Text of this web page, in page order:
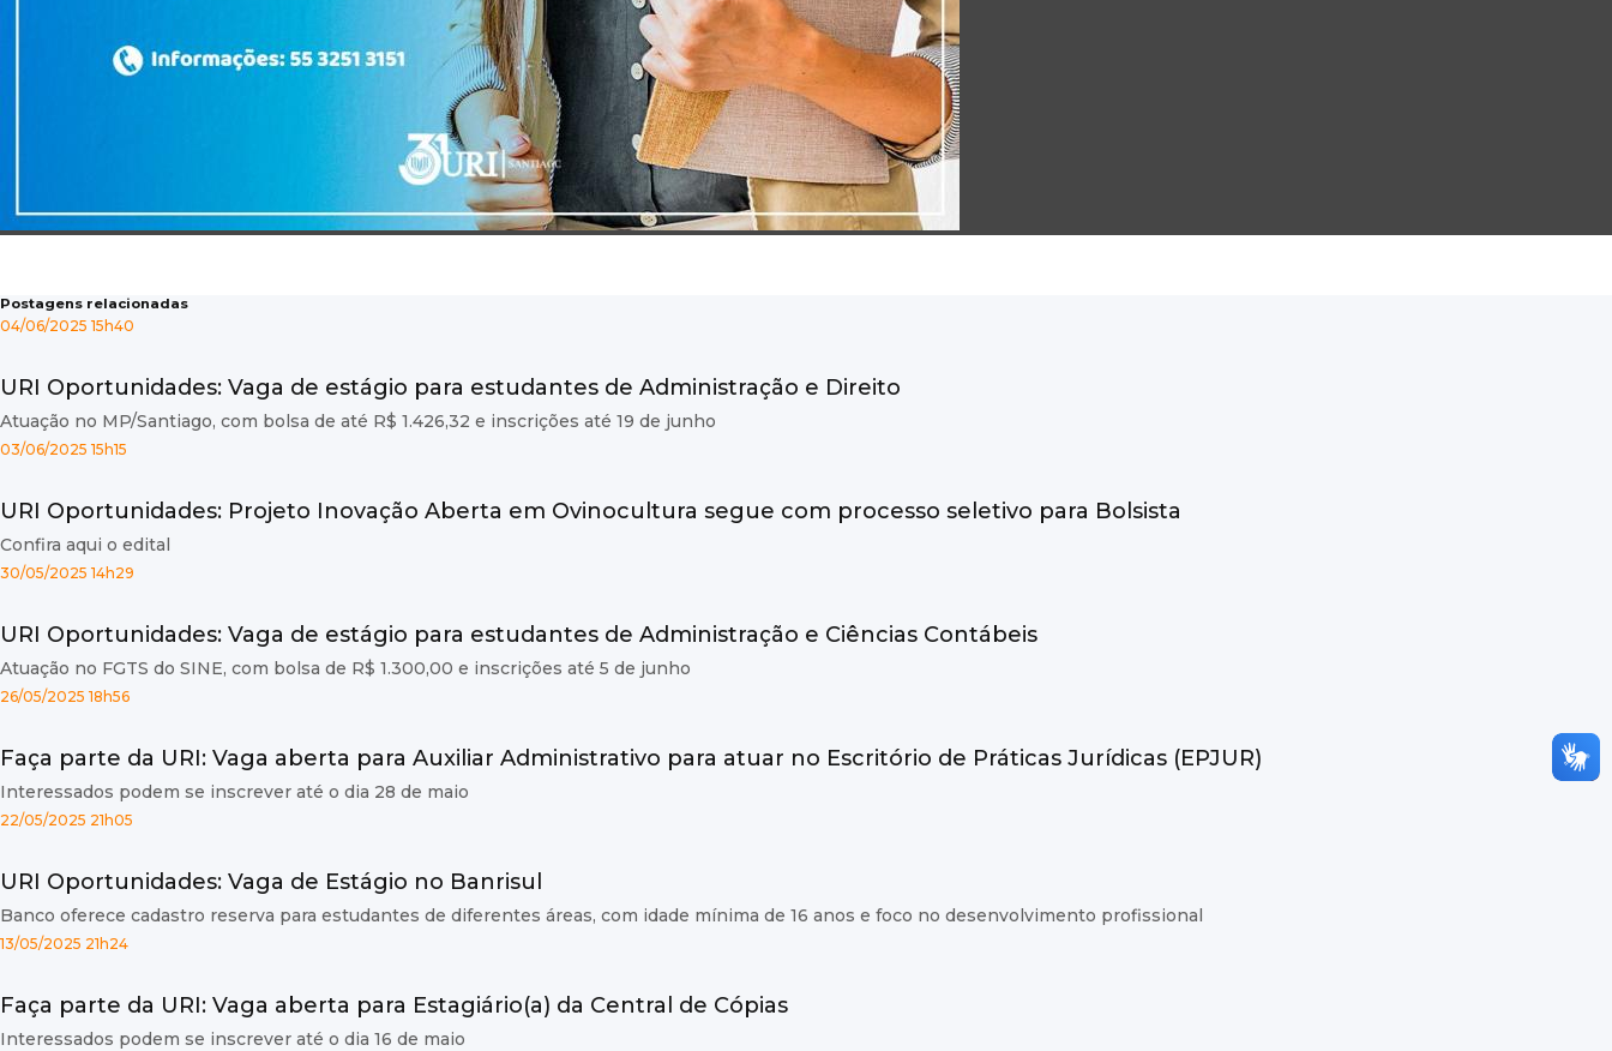
Postagens relacionadas
04/06/2025 15h40
URI Oportunidades: Vaga de estágio para estudantes de Administração e Direito
Atuação no MP/Santiago, com bolsa de até R$ 1.426,32 e inscrições até 19 de junho
03/06/2025 15h15
URI Oportunidades: Projeto Inovação Aberta em Ovinocultura segue com processo seletivo para Bolsista
Confira aqui o edital
30/05/2025 14h29
URI Oportunidades: Vaga de estágio para estudantes de Administração e Ciências Contábeis
Atuação no FGTS do SINE, com bolsa de R$ 1.300,00 e inscrições até 5 de junho
26/05/2025 18h56
Faça parte da URI: Vaga aberta para Auxiliar Administrativo para atuar no Escritório de Práticas Jurídicas (EPJUR)
Interessados podem se inscrever até o dia 28 de maio
22/05/2025 21h05
URI Oportunidades: Vaga de Estágio no Banrisul
Banco oferece cadastro reserva para estudantes de diferentes áreas, com idade mínima de 16 anos e foco no desenvolvimento profissional
13/05/2025 21h24
Faça parte da URI: Vaga aberta para Estagiário(a) da Central de Cópias
Interessados podem se inscrever até o dia 16 de maio